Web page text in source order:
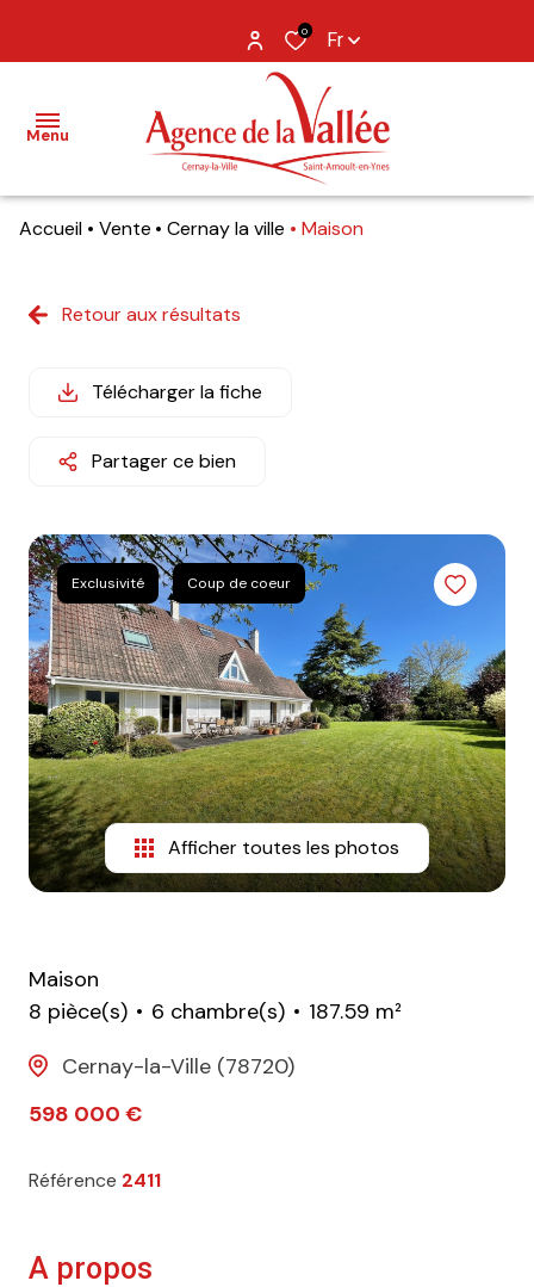
0 Fr
Menu
NOS
CONTACT
Accueil Vente Cernay la ville Maison
Retour aux résultats
Télécharger la fiche
Partager ce bien
Exclusivité Coup de coeur
Afficher toutes les photos
Maison
8 pièce(s)
6 chambre(s)
187.59 m²
Cernay-la-Ville (78720)
598 000 €
Référence 2411
A propos